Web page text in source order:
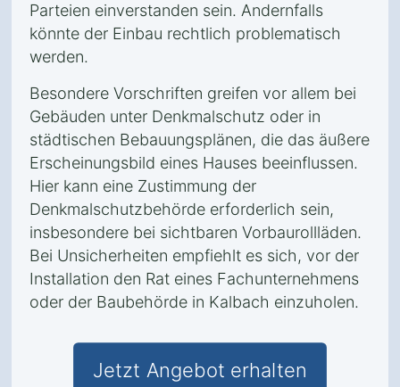
Parteien einverstanden sein. Andernfalls
könnte der Einbau rechtlich problematisch
werden.
Besondere Vorschriften greifen vor allem bei
Gebäuden unter Denkmalschutz oder in
städtischen Bebauungsplänen, die das äußere
Erscheinungsbild eines Hauses beeinflussen.
Hier kann eine Zustimmung der
Denkmalschutzbehörde erforderlich sein,
insbesondere bei sichtbaren Vorbaurollläden.
Bei Unsicherheiten empfiehlt es sich, vor der
Installation den Rat eines Fachunternehmens
oder der Baubehörde in Kalbach einzuholen.
Jetzt Angebot erhalten